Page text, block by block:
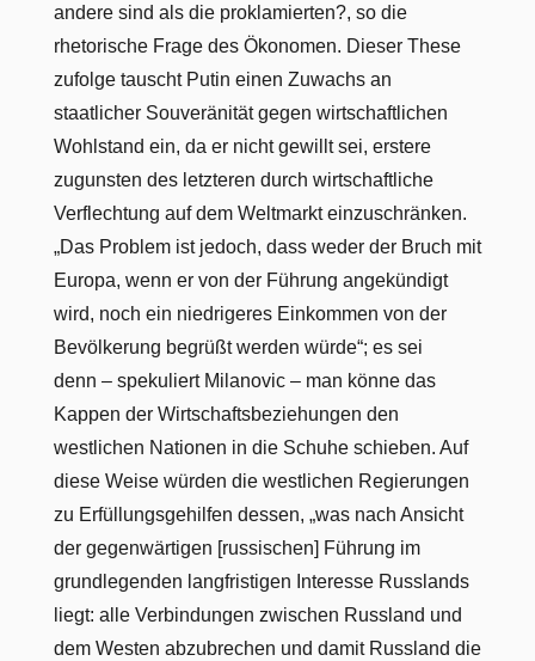
andere sind als die proklamierten?, so die
rhetorische Frage des Ökonomen. Dieser These
zufolge tauscht Putin einen Zuwachs an
staatlicher Souveränität gegen wirtschaftlichen
Wohlstand ein, da er nicht gewillt sei, erstere
zugunsten des letzteren durch wirtschaftliche
Verflechtung auf dem Weltmarkt einzuschränken.
„Das Problem ist jedoch, dass weder der Bruch mit
Europa, wenn er von der Führung angekündigt
wird, noch ein niedrigeres Einkommen von der
Bevölkerung begrüßt werden würde“; es sei
denn – spekuliert Milanovic – man könne das
Kappen der Wirtschaftsbeziehungen den
westlichen Nationen in die Schuhe schieben. Auf
diese Weise würden die westlichen Regierungen
zu Erfüllungsgehilfen dessen, „was nach Ansicht
der gegenwärtigen [russischen] Führung im
grundlegenden langfristigen Interesse Russlands
liegt: alle Verbindungen zwischen Russland und
dem Westen abzubrechen und damit Russland die